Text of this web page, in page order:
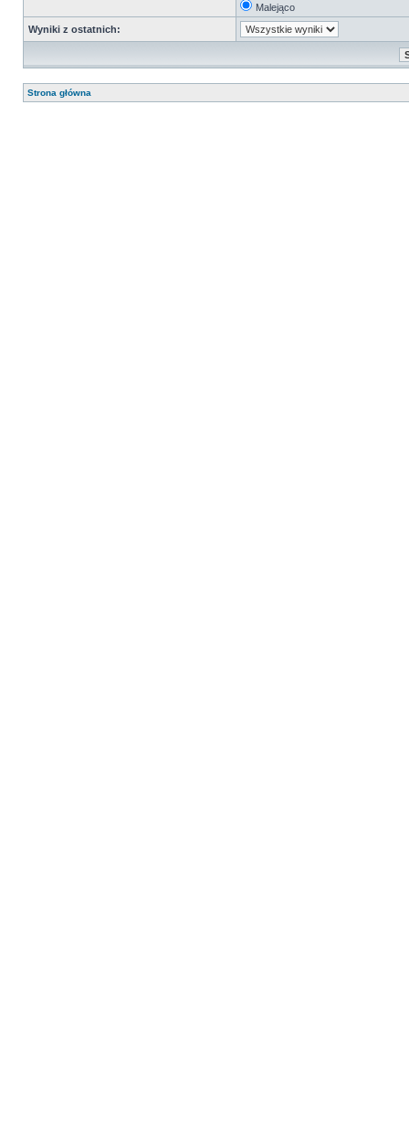
Malejąco
Wyniki z ostatnich:
Strona główna